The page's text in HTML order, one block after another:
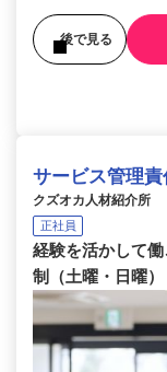
後で見る
サービス管理
クズオカ人材紹介所
正社員
経験を活かして
制（土曜・日曜）